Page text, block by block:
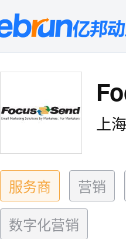
上
服务商 营销
数字化营销